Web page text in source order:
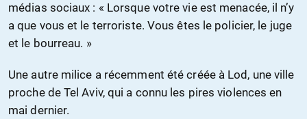
médias sociaux : « Lorsque votre vie est menacée, il n’y
a que vous et le terroriste. Vous êtes le policier, le juge
et le bourreau. »
Une autre milice a récemment été créée à Lod, une ville
proche de Tel Aviv, qui a connu les pires violences en
mai dernier.